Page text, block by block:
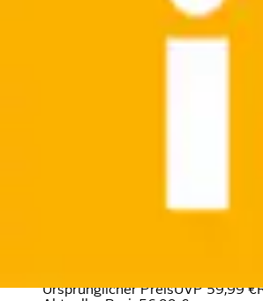
Ursprünglicher PreisUVP 59,99 €